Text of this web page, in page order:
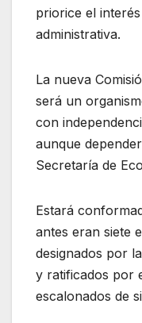
priorice el
administrativa.
La nueva
será un
con
aunque
Secretaría de
Estará
antes eran siete
designados por
y ratificados por
escalonados de